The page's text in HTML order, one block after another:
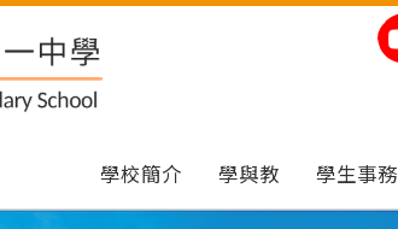
學校簡介 學與教 學生事務